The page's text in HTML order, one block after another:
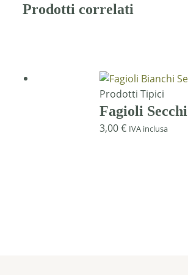
Prodotti correlati
Prodotti Tipici
Fagioli Secchi
3,00€ IVA inclusa